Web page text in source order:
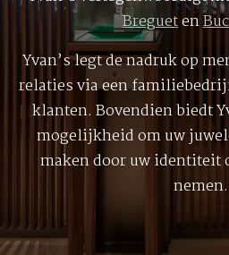
Bregueten
Yvan’s legt de nadruk op
relaties via een
klanten. Bovendien biedt
mogelijkheid om uw
maken door uw identiteit
nemen.